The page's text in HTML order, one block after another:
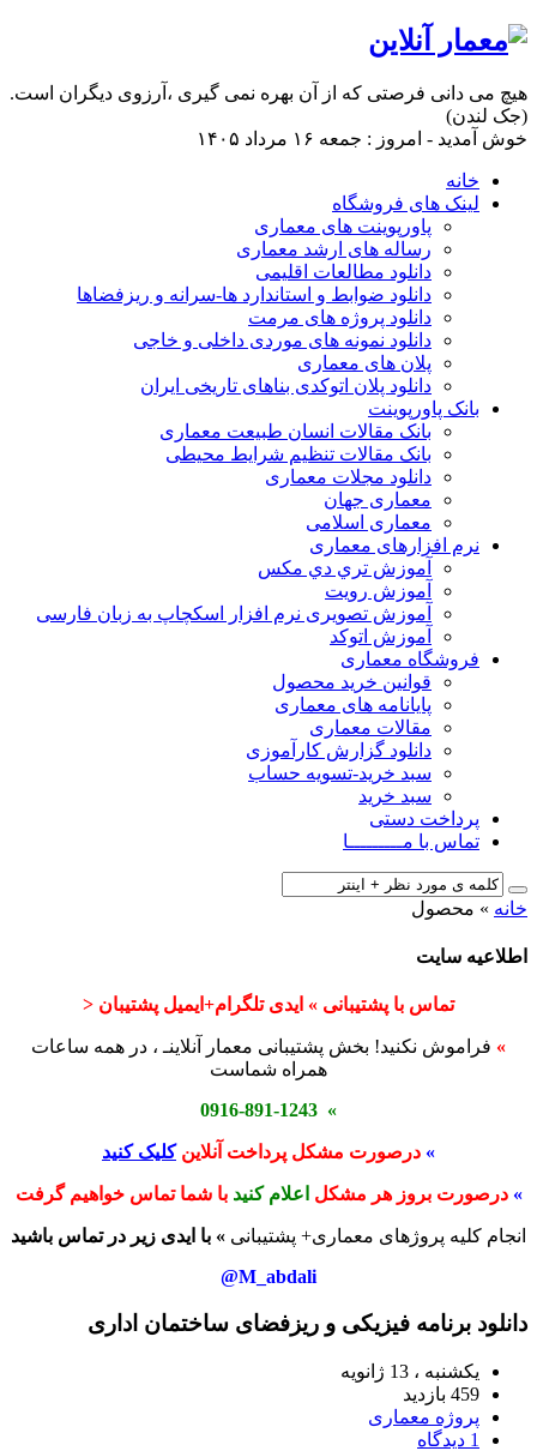
هیچ می دانی فرصتی که از آن بهره نمی گیری ،آرزوی دیگران است.
(جک لندن)
خوش آمدید - امروز : جمعه ۱۶ مرداد ۱۴۰۵
خانه
لینک های فروشگاه
پاورپوینت های معماری
رساله های ارشد معماری
دانلود مطالعات اقلیمی
دانلود ضوابط و استاندارد ها-سرانه و ریزفضاها
دانلود پروژه های مرمت
دانلود نمونه های موردی داخلی و خاجی
پلان های معماری
دانلود پلان اتوکدی بناهای تاریخی ایران
بانک پاورپوینت
بانک مقالات انسان طبیعت معماری
بانک مقالات تنظیم شرایط محیطی
دانلود مجلات معماری
معماری جهان
معماری اسلامی
نرم افزارهای معماری
آﻣﻮزش ﺗﺮي دي ﻣﮑﺲ
آموزش رویت
آموزش تصویری نرم افزار اسکچاپ به زبان فارسی
آموزش اتوکد
فروشگاه معماری
قوانین خرید محصول
پایانامه های معماری
مقالات معماری
دانلود گزارش کارآموزی
سبد خرید-تسویه حساب
سبد خرید
پرداخت دستی
تماس با مـــــــــا
خانه » محصول
اطلاعیه سایت
تماس با پشتیبانی » ایدی تلگرام+ایمیل پشتیبان <
» فراموش نکنید! بخش پشتیبانی معمار آنلاینـ ، در همه ساعات
همراه شماست
» 0916-891-1243
» درصورت مشکل پرداخت آنلاینکلیک کنید
» درصورت بروز هر مشکل اعلام کنید با شما تماس خواهیم گرفت
انجام کلیه پروژهای معماری+ پشتیبانی » با ایدی زیر در تماس باشید
M_abdali@
دانلود برنامه فیزیکی و ریزفضای ساختمان اداری
یکشنبه ، 13 ژانویه
459 بازدید
پروژه معماری
1 دیدگاه